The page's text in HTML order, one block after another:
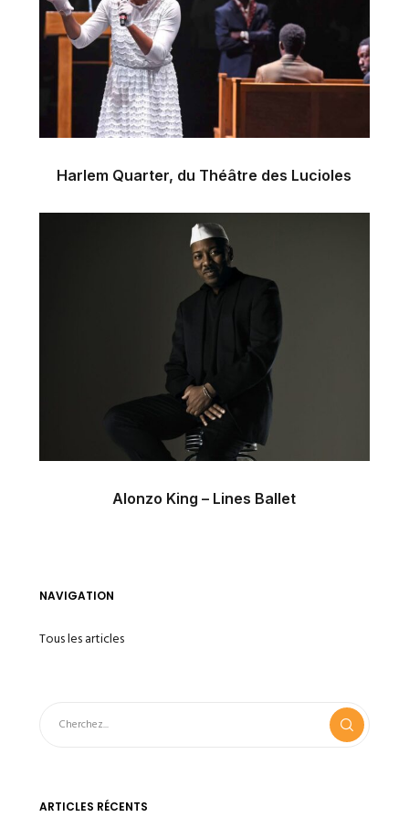
Harlem Quarter, du Théâtre des Lucioles
Alonzo King – Lines Ballet
NAVIGATION
Tous les articles
ARTICLES RÉCENTS